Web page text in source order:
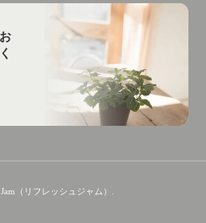
（リフレッシュジャム）.